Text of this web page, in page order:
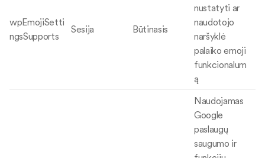
wpEmojiSetti
ngsSupports
Sesija Būtinasis
nustatyti ar
naudotojo
naršyklė
palaiko emoji
funkcionalum
ą
Naudojamas
Google
paslaugų
saugumo ir